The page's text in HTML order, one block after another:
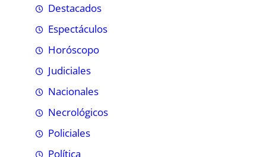
Destacados
Espectáculos
Horóscopo
Judiciales
Nacionales
Necrológicos
Policiales
Política